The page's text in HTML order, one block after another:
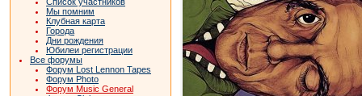
Мы помним
Клубная карта
Города
Дни рождения
Юбилеи регистрации
Все форумы
Форум Lost Lennon Tapes
Форум Photo
Форум Music General